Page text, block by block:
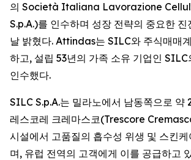
의 Società Italiana Lavorazione
S.p.A.)를 인수하며 성장 전략의 중요한 진
날 밝혔다. Attindas는 SILC와 주식매매
하고, 설립 53년의 가족 소유 기업인
인수했다.
SILC S.p.A.는 밀라노에서 남동쪽으로 약
레스코레 크레마스코(Trescore
시설에서 고품질의 흡수성 위생 및 스킨
며, 유럽 전역의 고객에게 이를 공급하고